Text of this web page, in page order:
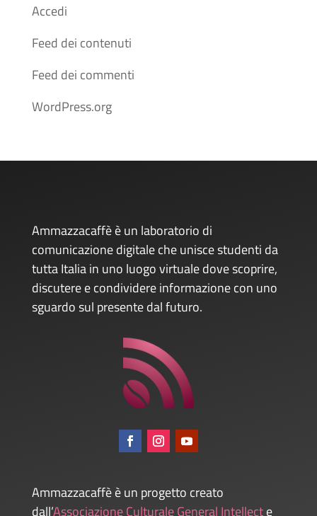
Accedi
Feed dei contenuti
Feed dei commenti
WordPress.org
Ammazzacaffè è un laboratorio di
comunicazione digitale che unisce studenti da
tutta Italia in uno luogo virtuale dove scoprire,
discutere e condividere informazione con uno
sguardo sul presente dal futuro.
Ammazzacaffè è un progetto creato
dall’Associazione Culturale General Intellecte